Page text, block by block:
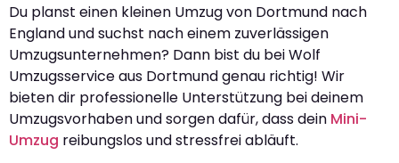
Du planst einen kleinen Umzug von Dortmund nach
England und suchst nach einem zuverlässigen
Umzugsunternehmen? Dann bist du bei Wolf
Umzugsservice aus Dortmund genau richtig! Wir
bieten dir professionelle Unterstützung bei deinem
Umzugsvorhaben und sorgen dafür, dass dein Mini-
Umzug reibungslos und stressfrei abläuft.